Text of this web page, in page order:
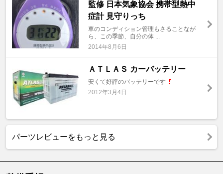
監修 日本気象協会 携帯型熱中
症計 見守りっち
車のコンディション管理もさることなが
ら、この季節、自分の体 ...
2014年8月6日
ＡＴＬＡＳ カーバッテリー
安くて好評のバッテリーです
2012年3月4日
パーツレビューをもっと見る